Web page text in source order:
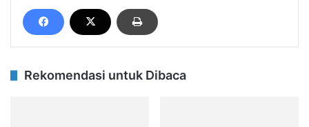
Rekomendasi untuk Dibaca